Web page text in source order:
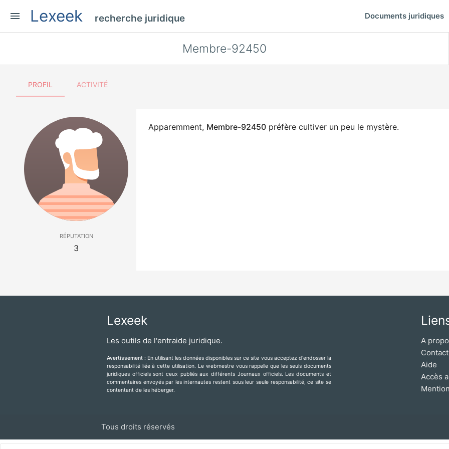
menu Lexeek recherche juridique Documents juridiques
Membre-92450
PROFIL ACTIVITÉ
réputation
3
Apparemment, Membre-92450 préfère cultiver un peu le mystère.
Lexeek
Les outils de l'entraide juridique.
Avertissement : En utilisant les données disponibles sur ce site vous acceptez d'endosser la
responsabilité liée à cette utilisation. Le webmestre vous rappelle que les seuls documents
juridiques officiels sont ceux publiés aux différents Journaux officiels. Les documents et
commentaires envoyés par les internautes restent sous leur seule responsabilité, ce site se
contentant de les héberger.
A
Contact
Aide
Accès
Tous droits réservés